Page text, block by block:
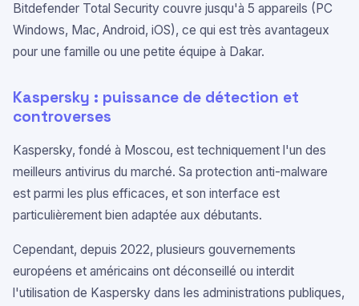
Bitdefender Total Security couvre jusqu'à 5 appareils (PC
Windows, Mac, Android, iOS), ce qui est très avantageux
pour une famille ou une petite équipe à Dakar.
Kaspersky : puissance de détection et
controverses
Kaspersky, fondé à Moscou, est techniquement l'un des
meilleurs antivirus du marché. Sa protection anti-malware
est parmi les plus efficaces, et son interface est
particulièrement bien adaptée aux débutants.
Cependant, depuis 2022, plusieurs gouvernements
européens et américains ont déconseillé ou interdit
l'utilisation de Kaspersky dans les administrations publiques,